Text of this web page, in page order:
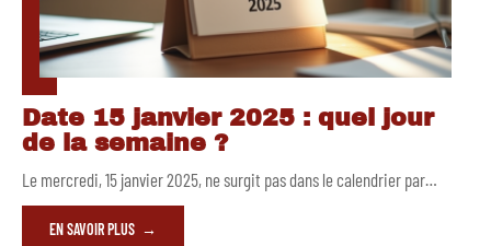
Date 15 janvier 2025 : quel jour
de la semaine ?
Le mercredi, 15 janvier 2025, ne surgit pas dans le calendrier par…
EN SAVOIR PLUS